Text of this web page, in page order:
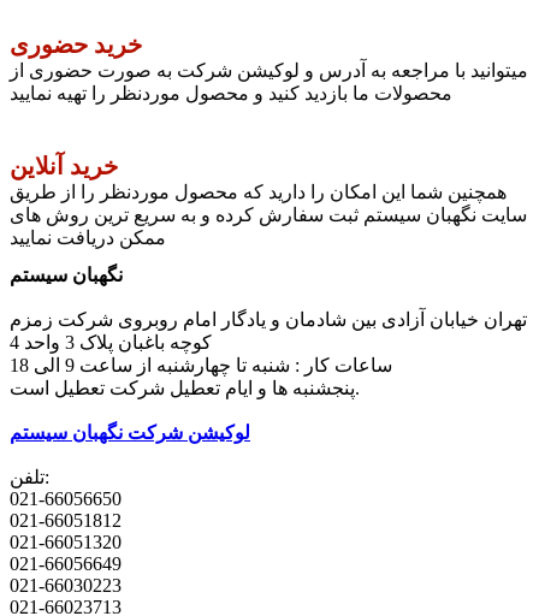
خرید حضوری
میتوانید با مراجعه به آدرس و لوکیشن شرکت به صورت حضوری از
محصولات ما بازدید کنید و محصول موردنظر را تهیه نمایید
خرید آنلاین
همچنین شما این امکان را دارید که محصول موردنظر را از طریق
سایت نگهبان سیستم ثبت سفارش کرده و به سریع ترین روش های
ممکن دریافت نمایید
نگهبان سیستم
تهران خیابان آزادی بین شادمان و یادگار امام روبروی شرکت زمزم
کوچه باغبان پلاک 3 واحد 4
پنجشنبه ها و ایام تعطیل شرکت تعطیل است.
لوکیشن شرکت نگهبان سیستم
تلفن:
021-66056650
021-66051812
021-66051320
021-66056649
021-66030223
021-66023713